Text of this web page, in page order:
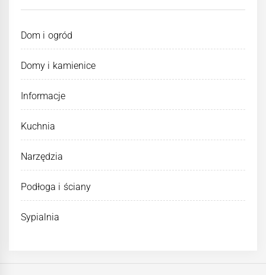
Dom i ogród
Domy i kamienice
Informacje
Kuchnia
Narzędzia
Podłoga i ściany
Sypialnia